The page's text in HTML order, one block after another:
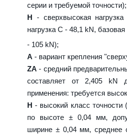
серии и требуемой точности);
H - сверхвысокая
нагрузка C - 48,1 kN,
- 105 kN);
A - вариант крепления
ZA - средний
составляет от 2,405 kN
применения: требуется
H - высокий класс точности
по высоте ± 0,04 мм,
ширине ± 0,04 мм, среднее